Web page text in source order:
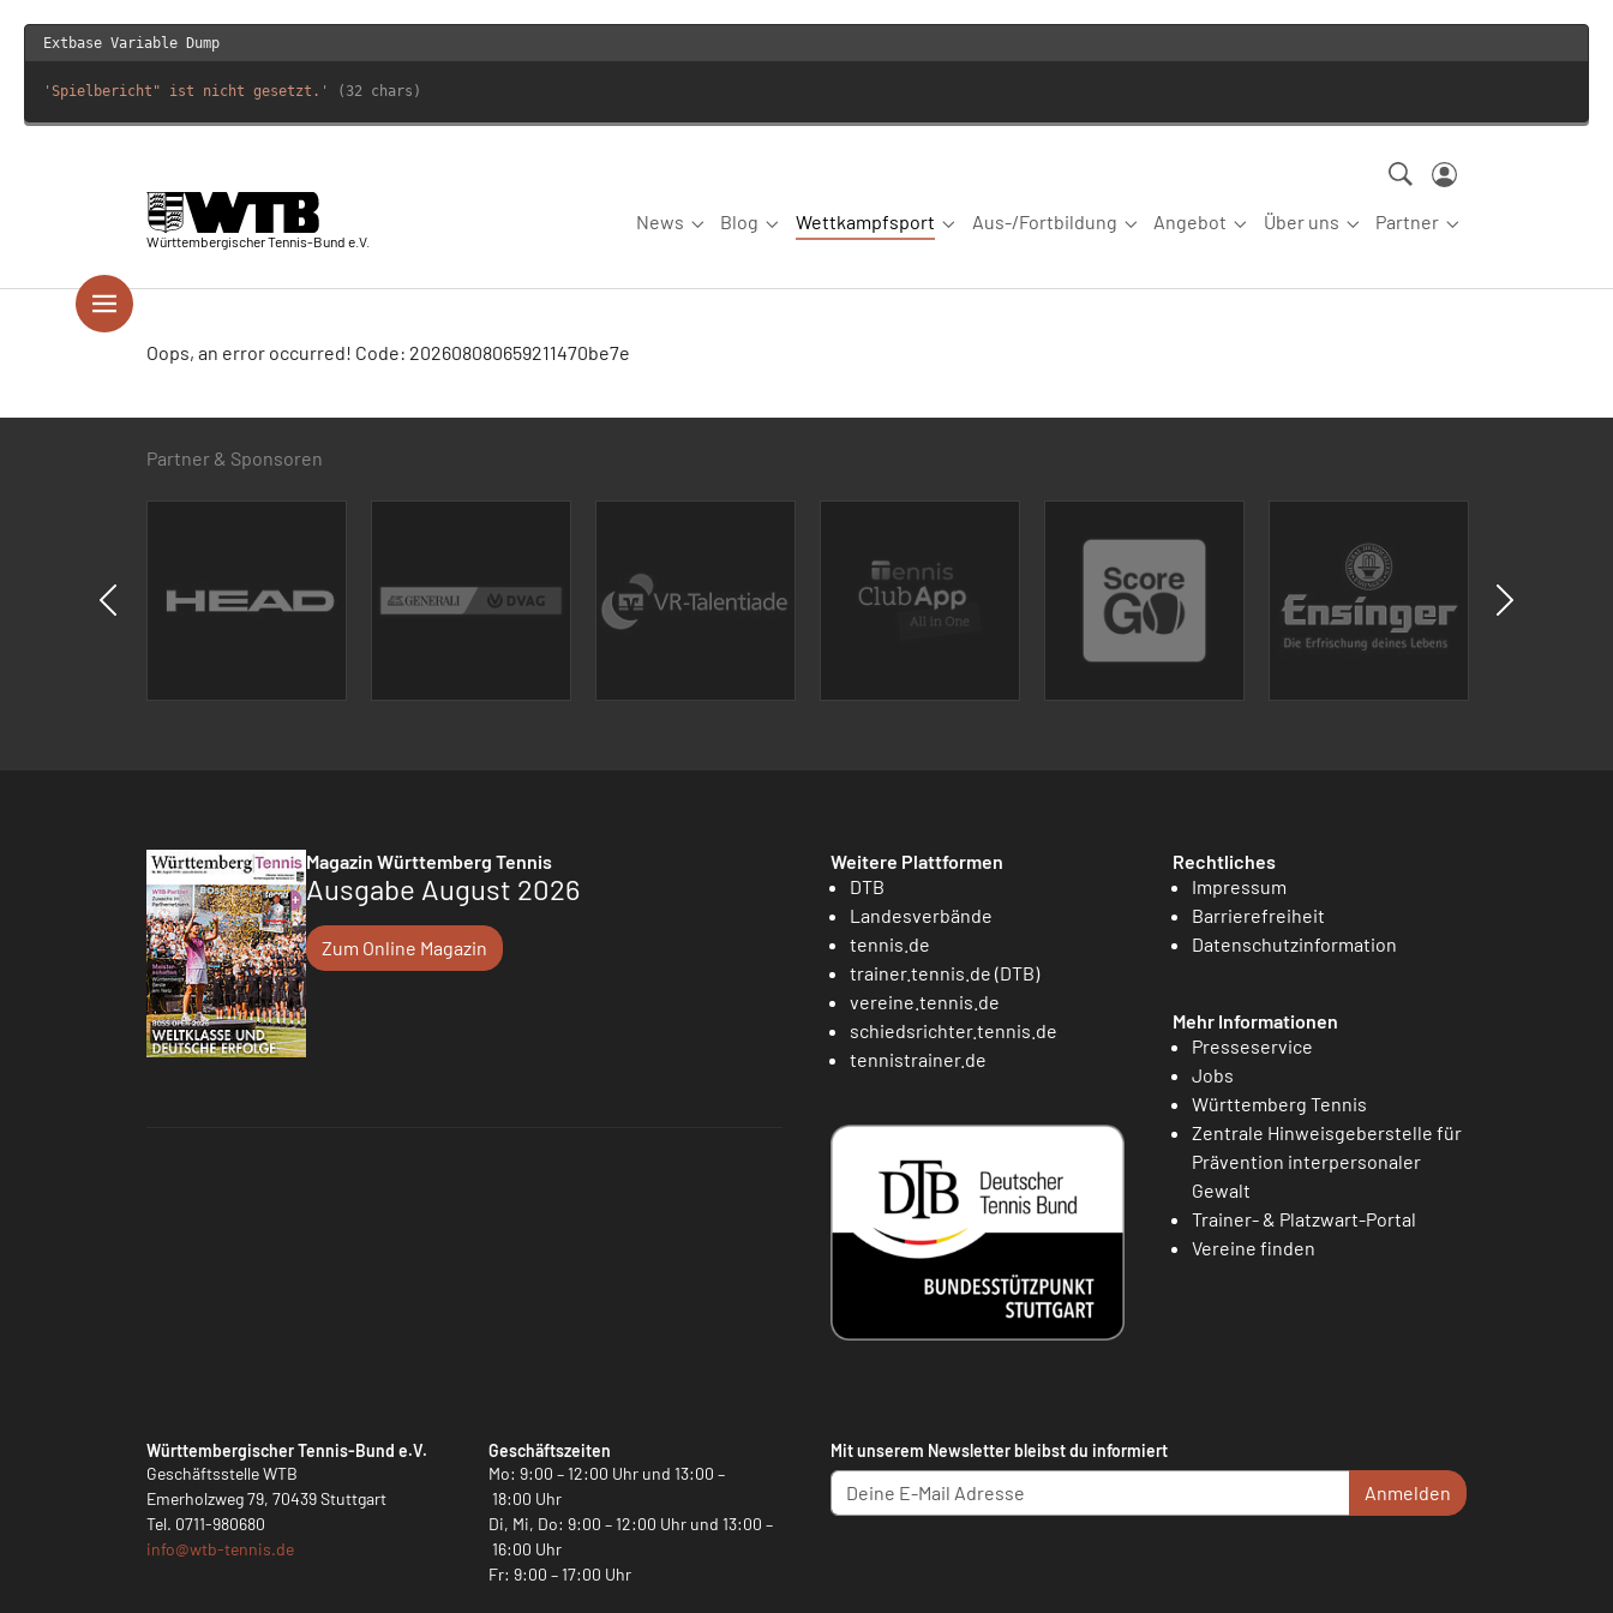
Extbase Variable Dump
' Spielbericht" ist nicht gesetzt. ' (32 chars)
Württembergischer Tennis-Bund e.V.
News
Submenu for "News"
Blog
Submenu for "Blog"
Wettkampfsport
Submenu for "Wettkampfsport"
Aus-/Fortbildung
Submenu for "Aus-/Fortbildung"
Angebot
Submenu for "Angebot"
Über uns
Submenu for "Über uns"
Partner
Submenu for
Oops, an error occurred! Code: 202608080659211470be7e
Partner & Sponsoren
Magazin Württemberg Tennis
Ausgabe August 2026
Zum Online Magazin
Weitere Plattformen
DTB
Landesverbände
tennis.de
trainer.tennis.de (DTB)
vereine.tennis.de
schiedsrichter.tennis.de
tennistrainer.de
Rechtliches
Impressum
Barrierefreiheit
Datenschutzinformation
Mehr Informationen
Presseservice
Jobs
Württemberg Tennis
Zentrale Hinweisgeberstelle für
Prävention interpersonaler
Gewalt
Trainer- & Platzwart-Portal
Vereine finden
Württembergischer Tennis-Bund e.V.
Geschäftsstelle WTB
Emerholzweg 79, 70439 Stuttgart
Tel. 0711-980680
info@wtb-tennis.de
Geschäftszeiten
Mo: 9:00 – 12:00 Uhr und 13:00 –
18:00 Uhr
Di, Mi, Do: 9:00 – 12:00 Uhr und 13:00 –
16:00 Uhr
Fr: 9:00 – 17:00 Uhr
Mit unserem Newsletter bleibst du informiert
Anmelden